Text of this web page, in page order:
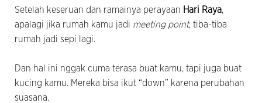
Setelah keseruan dan ramainya perayaan Hari Raya,
apalagi jika rumah kamu jadi meeting point, tiba-tiba
rumah jadi sepi lagi.
Dan hal ini nggak cuma terasa buat kamu, tapi juga buat
kucing kamu. Mereka bisa ikut “down” karena perubahan
suasana.